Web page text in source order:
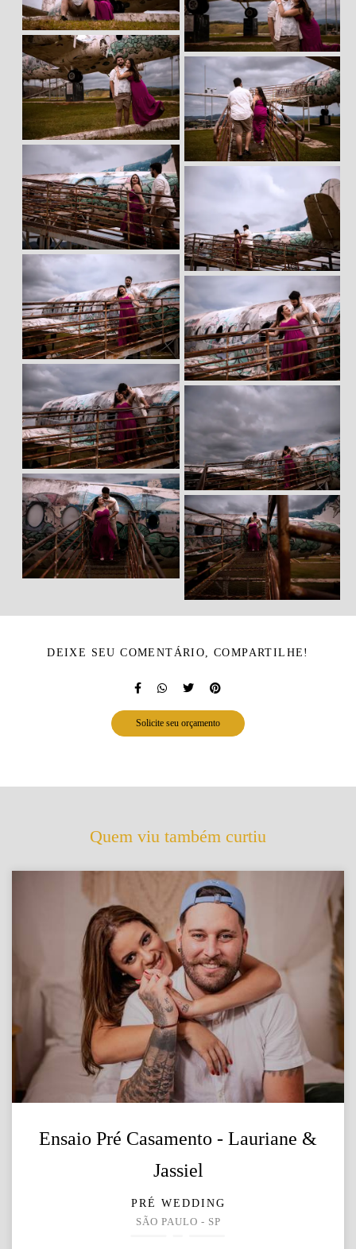
DEIXE SEU COMENTÁRIO, COMPARTILHE!
Solicite seu orçamento
Quem viu também curtiu
Ensaio Pré Casamento - Lauriane &
Jassiel
PRÉ WEDDING
SÃO PAULO - SP